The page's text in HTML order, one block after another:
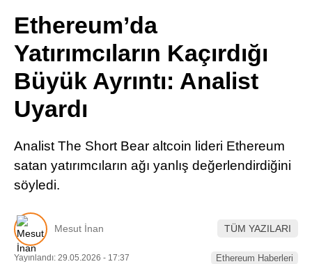
TikTok
Telegram
Ethereum’da
Yatırımcıların Kaçırdığı
Büyük Ayrıntı: Analist
Uyardı
Analist The Short Bear altcoin lideri Ethereum
satan yatırımcıların ağı yanlış değerlendirdiğini
söyledi.
Mesut İnan TÜM YAZILARI
Yayınlandı: 29.05.2026 - 17:37 Ethereum Haberleri